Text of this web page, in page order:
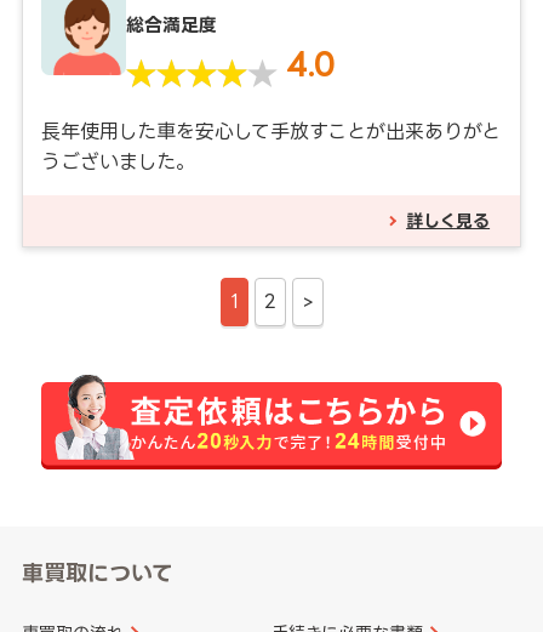
総合満足度
4.0
長年使用した車を安心して手放すことが出来ありがと
うございました。
詳しく見る
1 2 >
車買取について